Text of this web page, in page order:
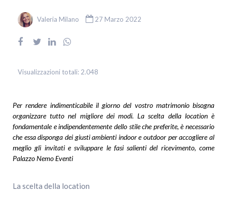
Valeria Milano 27 Marzo 2022
Visualizzazioni totali: 2.048
Per rendere indimenticabile il giorno del vostro matrimonio bisogna
organizzare tutto nel migliore dei modi. La scelta della location è
fondamentale e indipendentemente dello stile che preferite, è necessario
che essa disponga dei giusti ambienti indoor e outdoor per accogliere al
meglio gli invitati e sviluppare le fasi salienti del ricevimento, come
Palazzo Nemo Eventi
La scelta della location